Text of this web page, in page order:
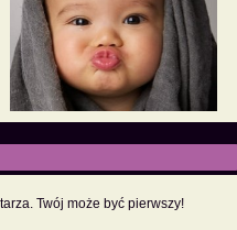
Twój może być pierwszy!